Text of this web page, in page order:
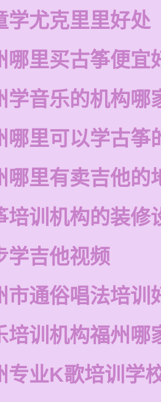
学尤克里里好处
哪里买古筝便宜
学音乐的机构哪
哪里可以学古筝
哪里有卖吉他的
培训机构的装修
学吉他视频
市通俗唱法培训
培训机构福州哪
专业K歌培训学